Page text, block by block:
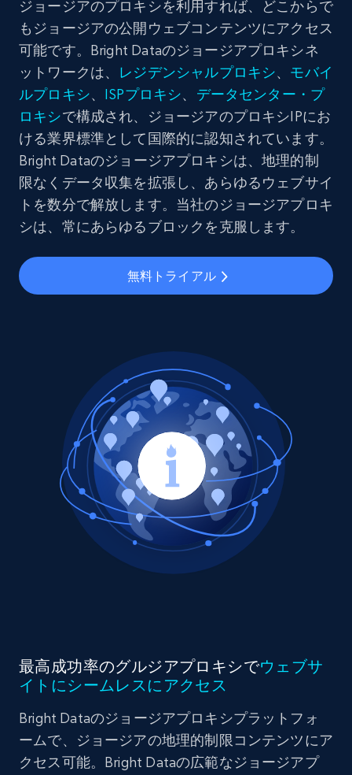
ジョージアのプロキシを利用すれば、どこからで
もジョージアの公開ウェブコンテンツにアクセス
可能です。Bright Dataのジョージアプロキシネ
ットワークは、 レジデンシャルプロキシ、 モバイ
ルプロキシ、 ISPプロキシ、 データセンター・プ
ロキシで構成され、ジョージアのプロキシIPにお
ける業界標準として国際的に認知されています。
Bright Dataのジョージアプロキシは、地理的制
限なくデータ収集を拡張し、あらゆるウェブサイ
トを数分で解放します。当社のジョージアプロキ
シは、常にあらゆるブロックを克服します。
無料トライアル
最高成功率のグルジアプロキシでウェブサ
イトにシームレスにアクセス
Bright Dataのジョージアプロキシプラットフォ
ームで、ジョージアの地理的制限コンテンツにア
クセス可能。Bright Dataの広範なジョージアプ